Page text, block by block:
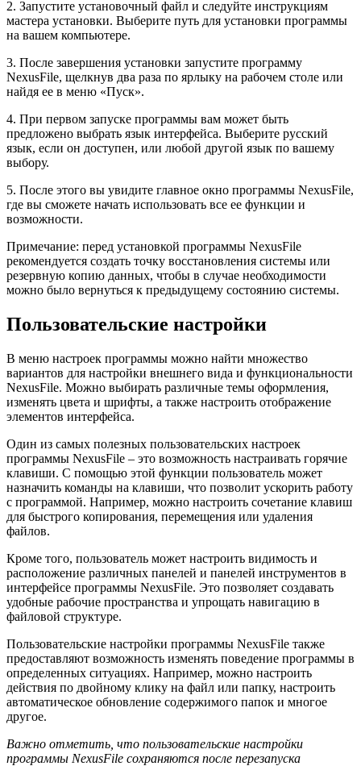
2. Запустите установочный файл и следуйте инструкциям
мастера установки. Выберите путь для установки программы
на вашем компьютере.
3. После завершения установки запустите программу
NexusFile, щелкнув два раза по ярлыку на рабочем столе или
найдя ее в меню «Пуск».
4. При первом запуске программы вам может быть
предложено выбрать язык интерфейса. Выберите русский
язык, если он доступен, или любой другой язык по вашему
выбору.
5. После этого вы увидите главное окно программы NexusFile,
где вы сможете начать использовать все ее функции и
возможности.
Примечание: перед установкой программы NexusFile
рекомендуется создать точку восстановления системы или
резервную копию данных, чтобы в случае необходимости
можно было вернуться к предыдущему состоянию системы.
Пользовательские настройки
В меню настроек программы можно найти множество
вариантов для настройки внешнего вида и функциональности
NexusFile. Можно выбирать различные темы оформления,
изменять цвета и шрифты, а также настроить отображение
элементов интерфейса.
Один из самых полезных пользовательских настроек
программы NexusFile – это возможность настраивать горячие
клавиши. С помощью этой функции пользователь может
назначить команды на клавиши, что позволит ускорить работу
с программой. Например, можно настроить сочетание клавиш
для быстрого копирования, перемещения или удаления
файлов.
Кроме того, пользователь может настроить видимость и
расположение различных панелей и панелей инструментов в
интерфейсе программы NexusFile. Это позволяет создавать
удобные рабочие пространства и упрощать навигацию в
файловой структуре.
Пользовательские настройки программы NexusFile также
предоставляют возможность изменять поведение программы в
определенных ситуациях. Например, можно настроить
действия по двойному клику на файл или папку, настроить
автоматическое обновление содержимого папок и многое
другое.
Важно отметить, что пользовательские настройки
программы NexusFile сохраняются после перезапуска